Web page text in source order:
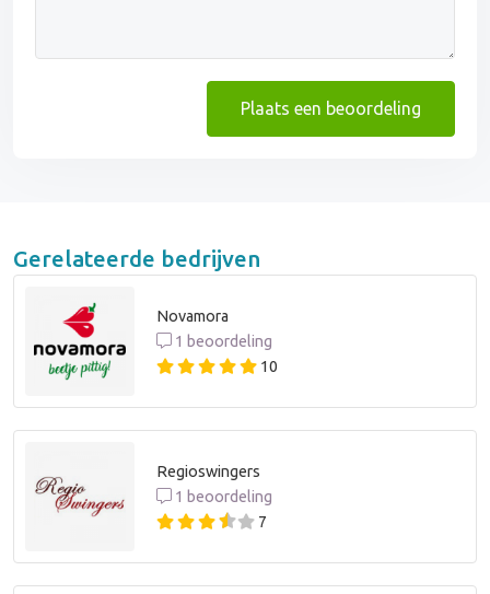
Plaats een beoordeling
Gerelateerde bedrijven
Novamora
1 beoordeling
10
Regioswingers
1 beoordeling
7